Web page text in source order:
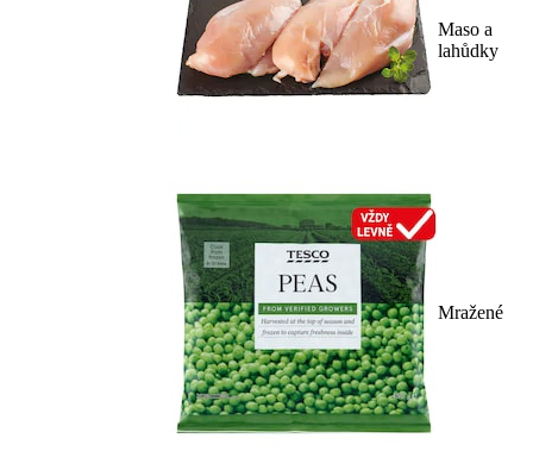
Maso a
lahůdky
Mražené